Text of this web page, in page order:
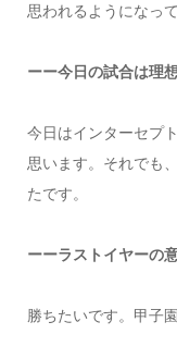
思われるようになっ
ーー今日の試合は理
今日はインターセプ
思います。それでも
たです。
ーーラストイヤーの
勝ちたいです。甲子